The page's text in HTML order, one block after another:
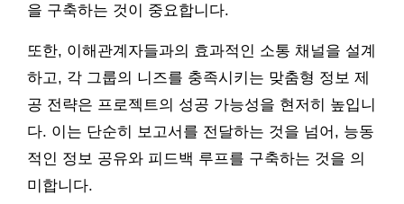
을 구축하는 것이 중요합니다.
또한, 이해관계자들과의 효과적인 소통 채널을 설계
하고, 각 그룹의 니즈를 충족시키는 맞춤형 정보 제
공 전략은 프로젝트의 성공 가능성을 현저히 높입니
다. 이는 단순히 보고서를 전달하는 것을 넘어, 능동
적인 정보 공유와 피드백 루프를 구축하는 것을 의
미합니다.